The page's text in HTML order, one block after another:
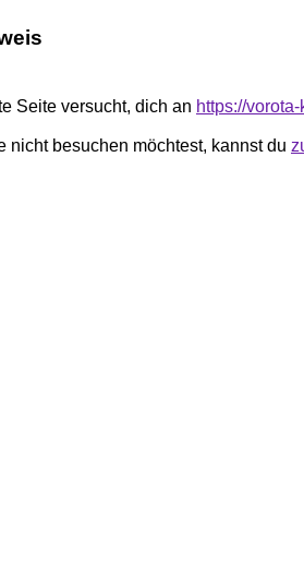
Seite versucht, dich an https://
nicht besuchen möchtest, kannst du